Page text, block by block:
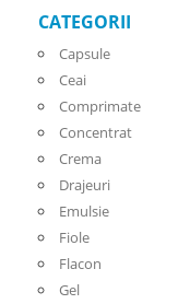
CATEGORII
Capsule
Ceai
Comprimate
Concentrat
Crema
Drajeuri
Emulsie
Fiole
Flacon
Gel